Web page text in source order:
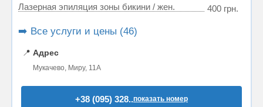
Лазерная эпиляция зоны бикини / жен. 400 грн.
➡️ Все услуги и цены (46)
📍 Адрес
Мукачево, Миру, 11А
+38 (095) 328..показать номер